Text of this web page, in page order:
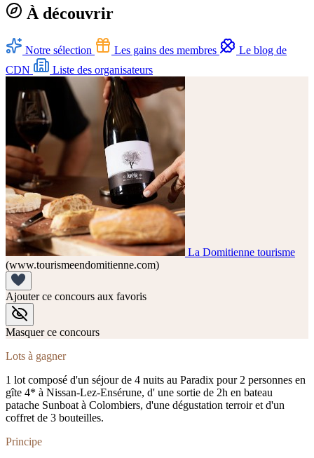
À découvrir
Notre sélection Les gains des membres
Le blog de
CDN
Liste des organisateurs
La Domitienne tourisme
(www.tourismeendomitienne.com)
Ajouter ce concours aux favoris
Masquer ce concours
Lots à gagner
1 lot composé d'un séjour de 4 nuits au Paradix pour 2 personnes en
gîte 4* à Nissan-Lez-Ensérune, d' une sortie de 2h en bateau
patache Sunboat à Colombiers, d'une dégustation terroir et d'un
coffret de 3 bouteilles.
Principe